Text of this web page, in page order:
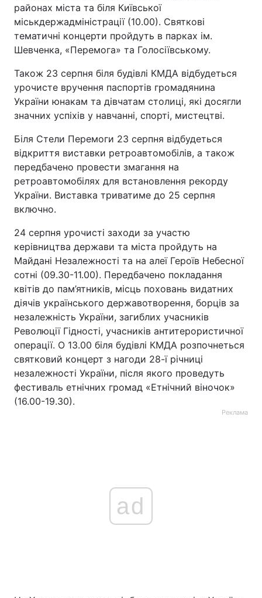
районах міста та біля Київської
міськдержадміністрації (10.00). Святкові
тематичні концерти пройдуть в парках ім.
Шевченка, «Перемога» та Голосіївському.
Також 23 серпня біля будівлі КМДА відбудеться
урочисте вручення паспортів громадянина
України юнакам та дівчатам столиці, які досягли
значних успіхів у навчанні, спорті, мистецтві.
Біля Стели Перемоги 23 серпня відбудеться
відкриття виставки ретроавтомобілів, а також
передбачено провести змагання на
ретроавтомобілях для встановлення рекорду
України. Виставка триватиме до 25 серпня
включно.
24 серпня урочисті заходи за участю
керівництва держави та міста пройдуть на
Майдані Незалежності та на алеї Героїв Небесної
сотні (09.30-11.00). Передбачено покладання
квітів до пам’ятників, місць поховань видатних
діячів українського державотворення, борців за
незалежність України, загиблих учасників
Революції Гідності, учасників антитерористичної
операції. О 13.00 біля будівлі КМДА розпочнеться
святковий концерт з нагоди 28-ї річниці
незалежності України, після якого проведуть
фестиваль етнічних громад «Етнічний віночок»
(16.00-19.30).
Реклама
ad